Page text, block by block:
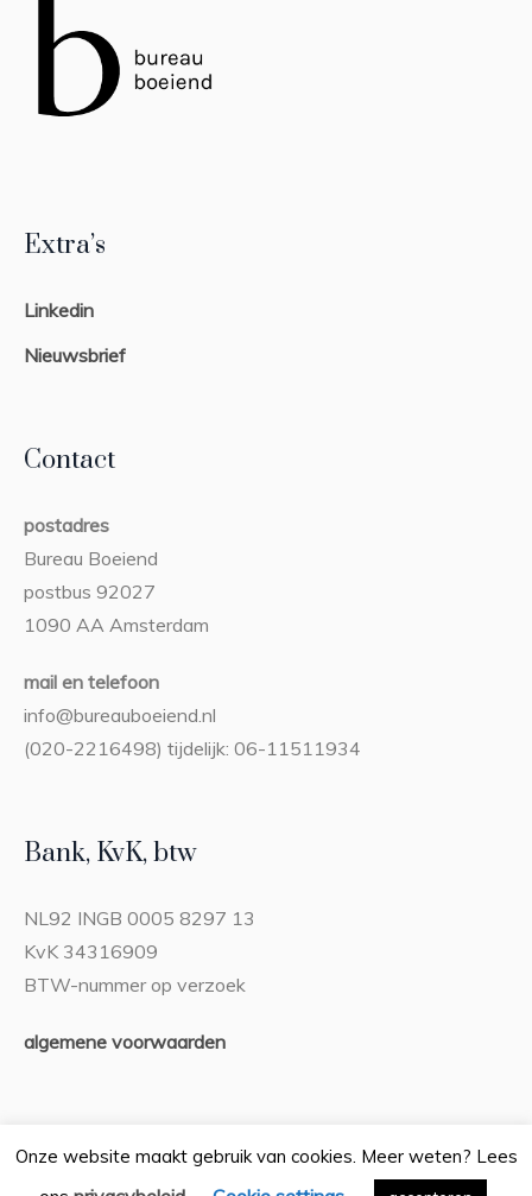
Extra’s
Linkedin
Nieuwsbrief
Contact
postadres
Bureau Boeiend
postbus 92027
1090 AA Amsterdam
mail en telefoon
info@bureauboeiend.nl
(020-2216498) tijdelijk: 06-11511934
Bank, KvK, btw
NL92 INGB 0005 8297 13
KvK 34316909
BTW-nummer op verzoek
algemene voorwaarden
Onze website maakt gebruik van cookies. Meer weten? Lees